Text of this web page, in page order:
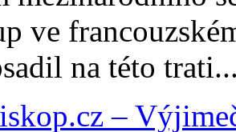
ve
na této